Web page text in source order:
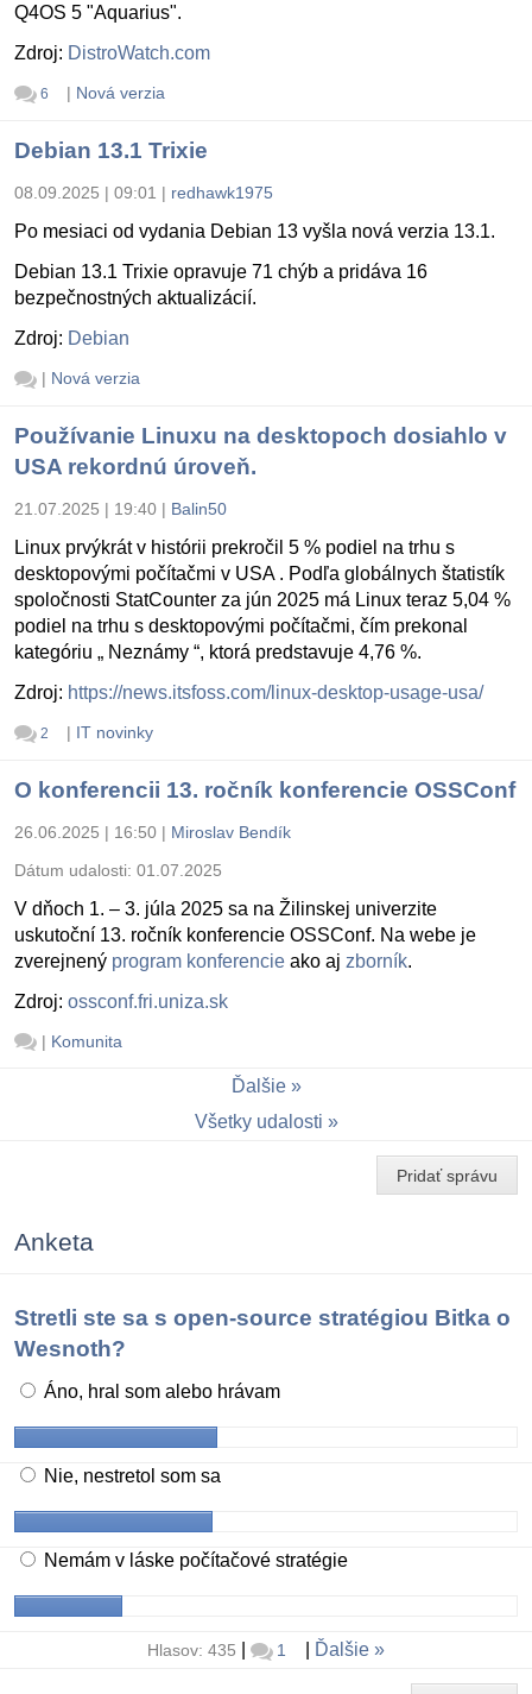
Q4OS 5 "Aquarius".
Zdroj: DistroWatch.com
6 | Nová verzia
Debian 13.1 Trixie
08.09.2025 | 09:01 | redhawk1975
Po mesiaci od vydania Debian 13 vyšla nová verzia 13.1.
Debian 13.1 Trixie opravuje 71 chýb a pridáva 16
bezpečnostných aktualizácií.
Zdroj: Debian
| Nová verzia
Používanie Linuxu na desktopoch dosiahlo v
USA rekordnú úroveň.
21.07.2025 | 19:40 | Balin50
Linux prvýkrát v histórii prekročil 5 % podiel na trhu s
desktopovými počítačmi v USA . Podľa globálnych štatistík
spoločnosti StatCounter za jún 2025 má Linux teraz 5,04 %
podiel na trhu s desktopovými počítačmi, čím prekonal
kategóriu „ Neznámy “, ktorá predstavuje 4,76 %.
Zdroj: https://news.itsfoss.com/linux-desktop-usage-usa/
2 | IT novinky
O konferencii 13. ročník konferencie OSSConf
26.06.2025 | 16:50 | Miroslav Bendík
Dátum udalosti: 01.07.2025
V dňoch 1. – 3. júla 2025 sa na Žilinskej univerzite
uskutoční 13. ročník konferencie OSSConf. Na webe je
zverejnený program konferencie ako aj zborník.
Zdroj: ossconf.fri.uniza.sk
| Komunita
Ďalšie
Všetky udalosti
Pridať správu
Anketa
Stretli ste sa s open-source stratégiou Bitka o
Wesnoth?
Áno, hral som alebo hrávam
Nie, nestretol som sa
Nemám v láske počítačové stratégie
Hlasov: 435 1 Ďalšie